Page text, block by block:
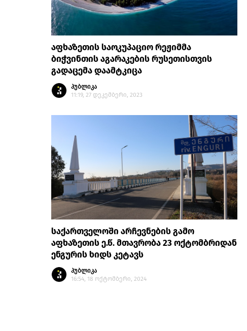
აფხაზეთის საოკუპაციო რეჟიმმა
ბიჭვინთის აგარაკების რუსეთისთვის
გადაცემა დაამტკიცა
პუბლიკა
11:19, 27 დეკემბერი, 2023
საქართველოში არჩევნების გამო
აფხაზეთის ე.წ. მთავრობა 23 ოქტომბრიდან
ენგურის ხიდს კეტავს
პუბლიკა
16:54, 18 ოქტომბერი, 2024